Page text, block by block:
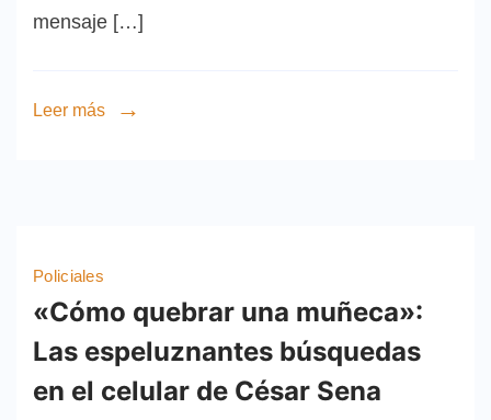
mensaje […]
Leer más
Policiales
«Cómo quebrar una muñeca»:
Las espeluznantes búsquedas
en el celular de César Sena